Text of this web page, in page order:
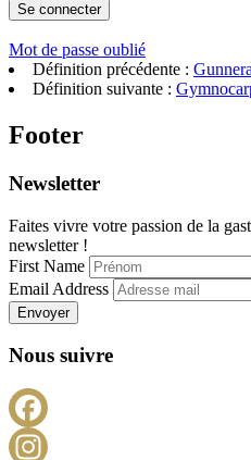
Mot de passe oublié
Définition précédente :
Définition suivante :
Footer
Newsletter
Faites vivre votre passion de la
newsletter !
First Name
Email Address
Envoyer
Nous suivre